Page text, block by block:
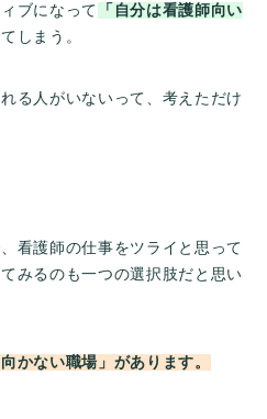
ブになって
「自分は看護師向い
しまう。
る人がいないって、考えただけ
看護師の仕事をツライと思って
みるのも一つの選択肢だと思い
かない職場」があります。